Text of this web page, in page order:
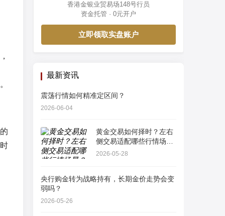
香港金银业贸易场148号行员
资金托管 · 0元开户
立即领取实盘账户
最新资讯
震荡行情如何精准定区间？
2026-06-04
黄金交易如何择时？左右
侧交易适配哪些行情场
景？
2026-05-28
央行购金转为战略持有，长期金价走势会变
弱吗？
2026-05-26